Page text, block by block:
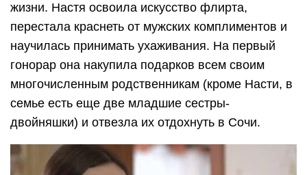
жизни. Настя освоила искусство флирта,
перестала краснеть от мужских комплиментов и
научилась принимать ухаживания. На первый
гонорар она накупила подарков всем своим
многочисленным родственникам (кроме Насти, в
семье есть еще две младшие сестры-
двойняшки) и отвезла их отдохнуть в Сочи.